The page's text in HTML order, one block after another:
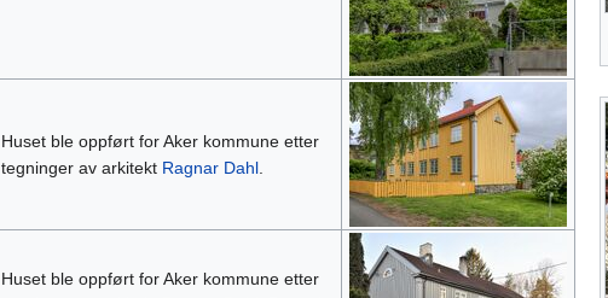
Huset ble oppført for Aker kommune etter
tegninger av arkitekt Ragnar Dahl.
Huset ble oppført for Aker kommune etter